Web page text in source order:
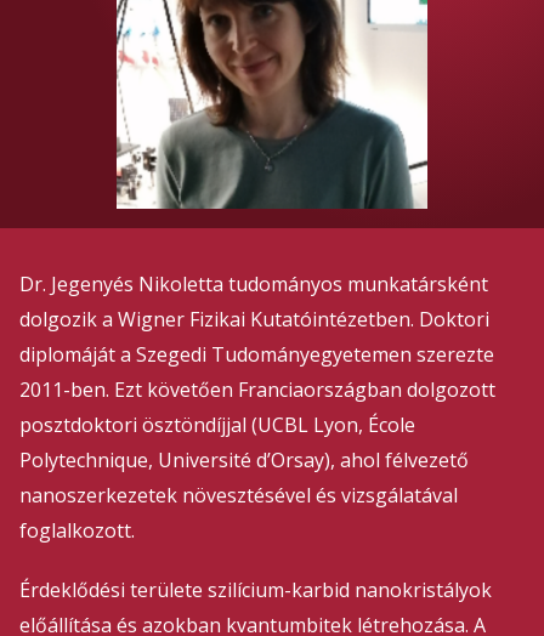
Dr. Jegenyés Nikoletta tudományos munkatársként
dolgozik a Wigner Fizikai Kutatóintézetben. Doktori
diplomáját a Szegedi Tudományegyetemen szerezte
2011-ben. Ezt követően Franciaországban dolgozott
posztdoktori ösztöndíjjal (UCBL Lyon, École
Polytechnique, Université d’Orsay), ahol félvezető
nanoszerkezetek növesztésével és vizsgálatával
foglalkozott.
Érdeklődési területe szilícium-karbid nanokristályok
előállítása és azokban kvantumbitek létrehozása. A